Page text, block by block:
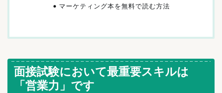
マーケティング本を無料で読む方法
面接試験において最重要スキルは
「営業力」です